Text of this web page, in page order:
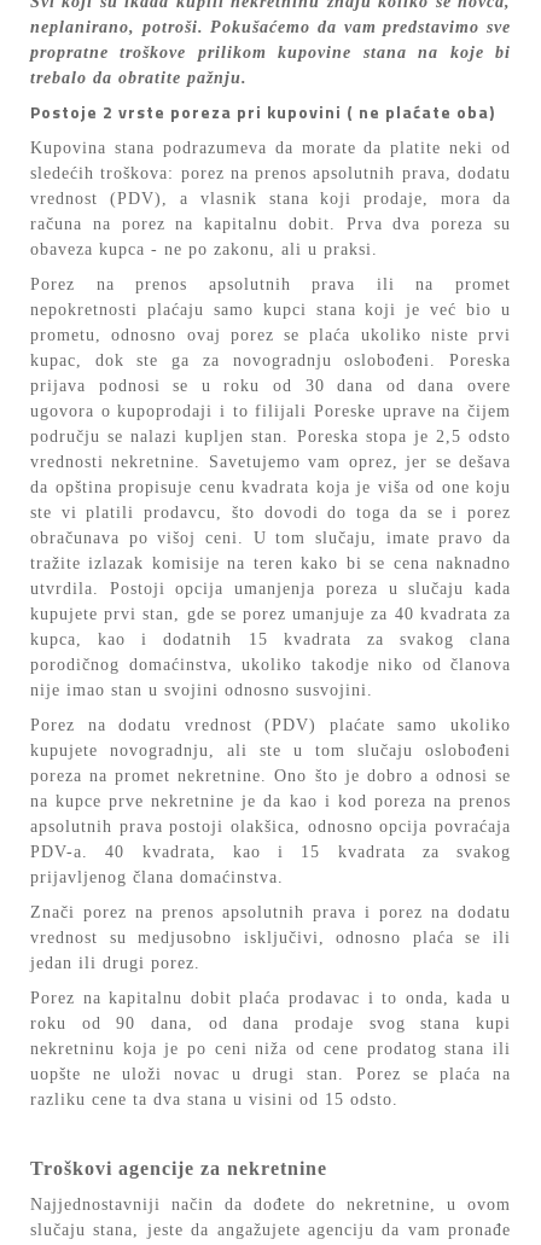
neplanirano, potroši. Pokušaćemo da vam predstavimo sve
propratne troškove prilikom kupovine stana na koje bi
trebalo da obratite pažnju.
Postoje 2 vrste poreza pri kupovini ( ne plaćate oba)
Kupovina stana podrazumeva da morate da platite neki od
sledećih troškova: porez na prenos apsolutnih prava, dodatu
vrednost (PDV), a vlasnik stana koji prodaje, mora da
računa na porez na kapitalnu dobit. Prva dva poreza su
obaveza kupca - ne po zakonu, ali u praksi.
Porez na prenos apsolutnih prava ili na promet
nepokretnosti plaćaju samo kupci stana koji je već bio u
prometu, odnosno ovaj porez se plaća ukoliko niste prvi
kupac, dok ste ga za novogradnju oslobođeni. Poreska
prijava podnosi se u roku od 30 dana od dana overe
ugovora o kupoprodaji i to filijali Poreske uprave na čijem
području se nalazi kupljen stan. Poreska stopa je 2,5 odsto
vrednosti nekretnine. Savetujemo vam oprez, jer se dešava
da opština propisuje cenu kvadrata koja je viša od one koju
ste vi platili prodavcu, što dovodi do toga da se i porez
obračunava po višoj ceni. U tom slučaju, imate pravo da
tražite izlazak komisije na teren kako bi se cena naknadno
utvrdila. Postoji opcija umanjenja poreza u slučaju kada
kupujete prvi stan, gde se porez umanjuje za 40 kvadrata za
kupca, kao i dodatnih 15 kvadrata za svakog clana
porodičnog domaćinstva, ukoliko takodje niko od članova
nije imao stan u svojini odnosno susvojini.
Porez na dodatu vrednost (PDV) plaćate samo ukoliko
kupujete novogradnju, ali ste u tom slučaju oslobođeni
poreza na promet nekretnine. Ono što je dobro a odnosi se
na kupce prve nekretnine je da kao i kod poreza na prenos
apsolutnih prava postoji olakšica, odnosno opcija povraćaja
PDV-a. 40 kvadrata, kao i 15 kvadrata za svakog
prijavljenog člana domaćinstva.
Znači porez na prenos apsolutnih prava i porez na dodatu
vrednost su medjusobno isključivi, odnosno plaća se ili
jedan ili drugi porez.
Porez na kapitalnu dobit plaća prodavac i to onda, kada u
roku od 90 dana, od dana prodaje svog stana kupi
nekretninu koja je po ceni niža od cene prodatog stana ili
uopšte ne uloži novac u drugi stan. Porez se plaća na
razliku cene ta dva stana u visini od 15 odsto.
Troškovi agencije za nekretnine
Najjednostavniji način da dođete do nekretnine, u ovom
slučaju stana, jeste da angažujete agenciju da vam pronađe